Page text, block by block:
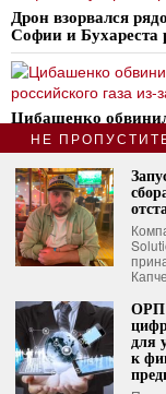
Дрон взорвался
Софии и Бухареста
Цибашенко
российского газа
О нас
Свяжитесь с нами
Политика
Политика
НЕ
ОРП
для
к